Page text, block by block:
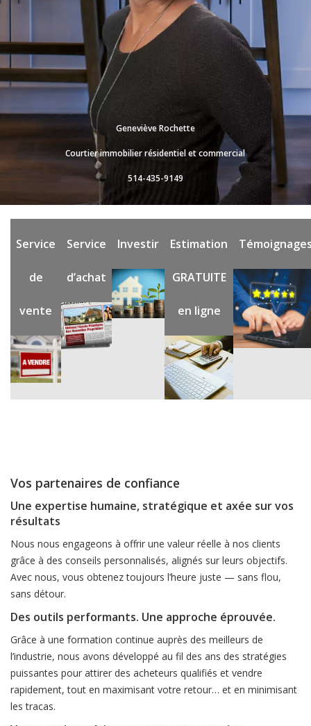
Geneviève Rochette
Courtier immobilier résidentiel et commercial
514-435-9149
Service
de
vente
Service
d’achat
Investir Estimation
GRATUITE
en ligne
Vos partenaires de confiance
Une expertise humaine, stratégique et axée sur vos
résultats
Nous nous engageons à offrir une valeur réelle à nos clients
grâce à des conseils personnalisés, alignés sur leurs objectifs.
Avec nous, vous obtenez toujours l’heure juste — sans flou,
sans détour.
Des outils performants. Une approche éprouvée.
Grâce à une formation continue auprès des meilleurs de
l’industrie, nous avons développé au fil des ans des stratégies
puissantes pour attirer des acheteurs qualifiés et vendre
rapidement, tout en maximisant votre retour… et en minimisant
les tracas.